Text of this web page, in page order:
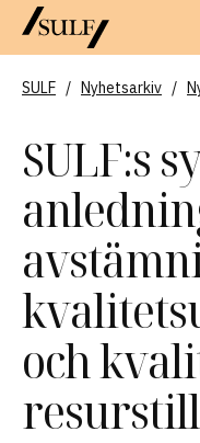
SULF / Nyhetsarkiv /
SULF:s
och